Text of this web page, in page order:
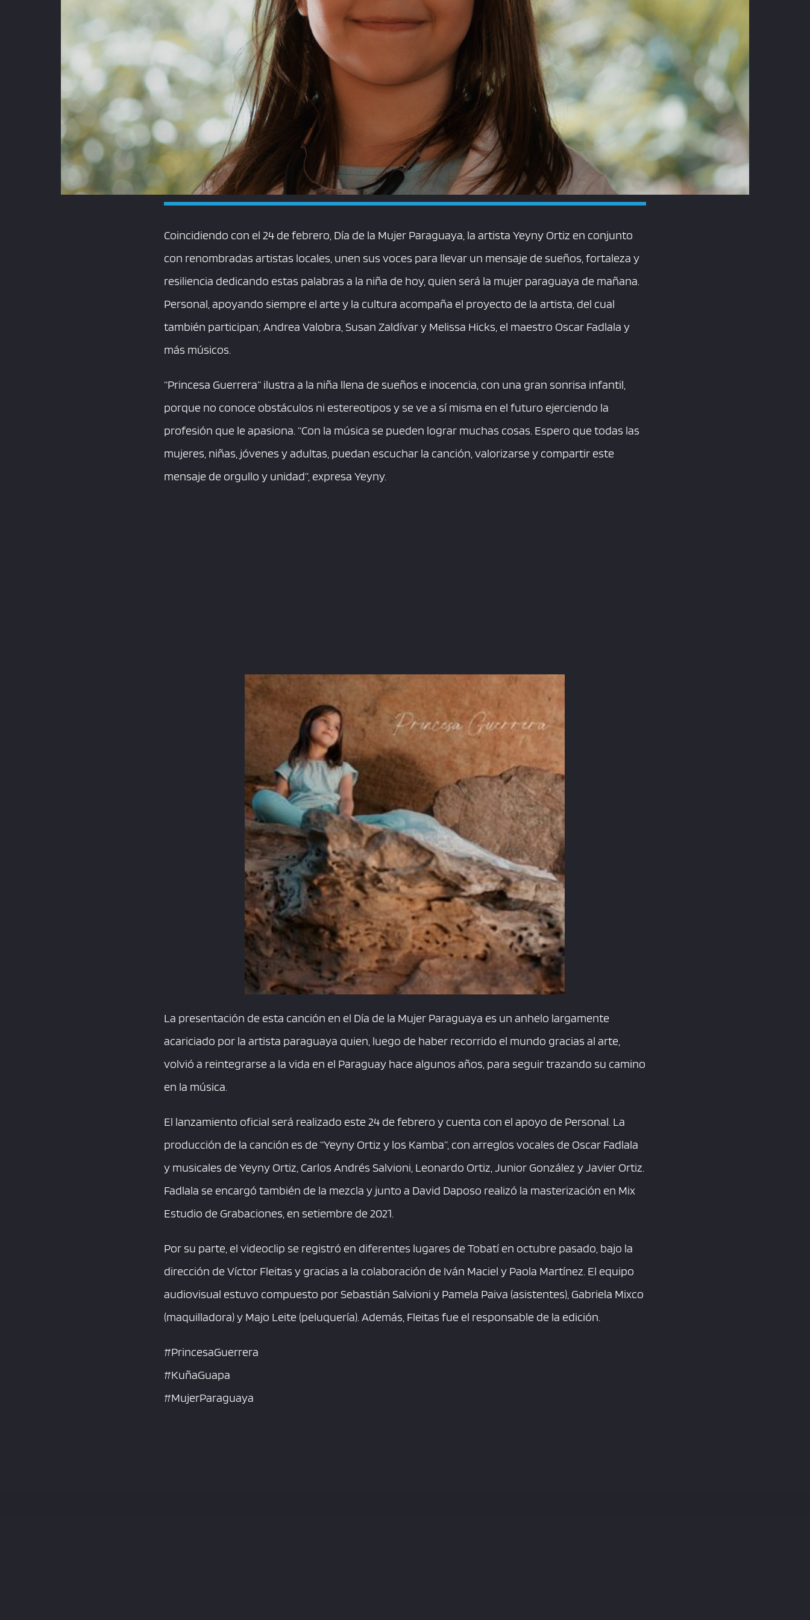
Coincidiendo con el 24 de febrero, Día de la Mujer Paraguaya, la artista Yeyny Ortiz en conjunto
con renombradas artistas locales, unen sus voces para llevar un mensaje de sueños, fortaleza y
resiliencia dedicando estas palabras a la niña de hoy, quien será la mujer paraguaya de mañana.
Personal, apoyando siempre el arte y la cultura acompaña el proyecto de la artista, del cual
también participan; Andrea Valobra, Susan Zaldívar y Melissa Hicks, el maestro Oscar Fadlala y
más músicos.
“Princesa Guerrera” ilustra a la niña llena de sueños e inocencia, con una gran sonrisa infantil,
porque no conoce obstáculos ni estereotipos y se ve a sí misma en el futuro ejerciendo la
profesión que le apasiona. “Con la música se pueden lograr muchas cosas. Espero que todas las
mujeres, niñas, jóvenes y adultas, puedan escuchar la canción, valorizarse y compartir este
mensaje de orgullo y unidad”, expresa Yeyny.
La presentación de esta canción en el Día de la Mujer Paraguaya es un anhelo largamente
acariciado por la artista paraguaya quien, luego de haber recorrido el mundo gracias al arte,
volvió a reintegrarse a la vida en el Paraguay hace algunos años, para seguir trazando su camino
en la música.
El lanzamiento oficial será realizado este 24 de febrero y cuenta con el apoyo de Personal. La
producción de la canción es de “Yeyny Ortiz y los Kamba”, con arreglos vocales de Oscar Fadlala
y musicales de Yeyny Ortiz, Carlos Andrés Salvioni, Leonardo Ortiz, Junior González y Javier Ortiz.
Fadlala se encargó también de la mezcla y junto a David Daposo realizó la masterización en Mix
Estudio de Grabaciones, en setiembre de 2021.
Por su parte, el videoclip se registró en diferentes lugares de Tobatí en octubre pasado, bajo la
dirección de Víctor Fleitas y gracias a la colaboración de Iván Maciel y Paola Martínez. El equipo
audiovisual estuvo compuesto por Sebastián Salvioni y Pamela Paiva (asistentes), Gabriela Mixco
(maquilladora) y Majo Leite (peluquería). Además, Fleitas fue el responsable de la edición.
#PrincesaGuerrera
#KuñaGuapa
#MujerParaguaya